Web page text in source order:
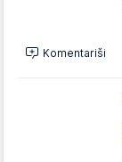
Komentariši